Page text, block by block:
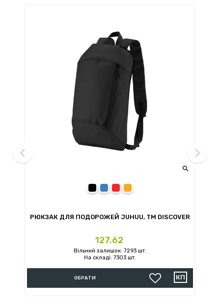

РЮКЗАК ДЛЯ ПОДОРОЖЕЙ JUHUU, ТМ DISCOVER
Ціна
127.62
Вільний залишок: 7293 шт.
На складі: 7303 шт.
ОБРАТИ